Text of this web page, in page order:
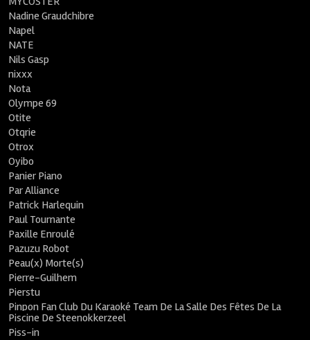
Nadine Graudchibre
Napel
NATE
Nils Gasp
nixxx
Nota
Olympe 69
Otite
Otqrie
Otrox
Oyibo
Panier Piano
Par Alliance
Patrick Harlequin
Paul Tournante
Paxille Enroulé
Pazuzu Robot
Peau(x) Morte(s)
Pierre-Guilhem
Pierstu
Pinpon Fan Club Du Karaoké Team De La Salle Des Fêtes De La
Piscine De Steenokkerzeel
Piss-in